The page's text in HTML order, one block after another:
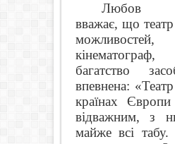
Любов
вважає, що
багатство
впевнена:
країнах
відважним, з
майже всі